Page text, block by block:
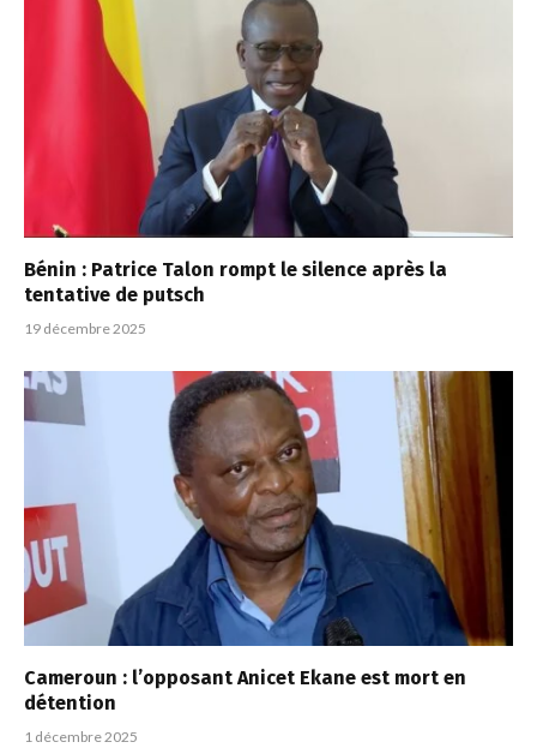
Bénin : Patrice Talon rompt le silence après la
tentative de putsch
19 décembre 2025
Cameroun : l’opposant Anicet Ekane est mort en
détention
1 décembre 2025